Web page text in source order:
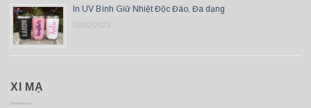
In UV Bình Giữ Nhiệt Độc Đáo, Đa dạng
09/02/2023
XI MẠ